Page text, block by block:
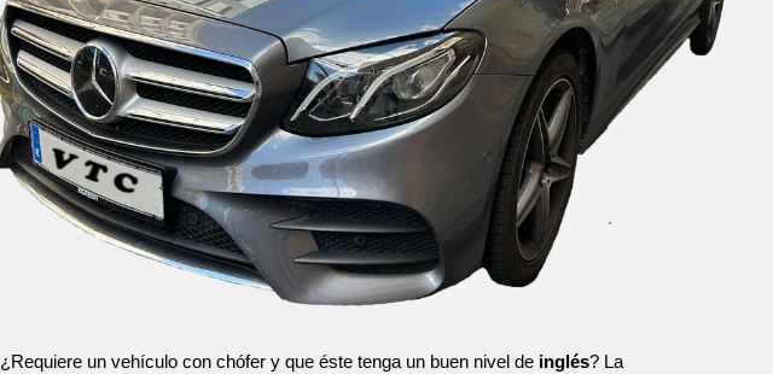
¿Requiere un vehículo con chófer y que éste tenga un buen nivel de inglés? La